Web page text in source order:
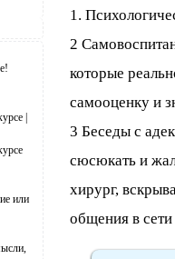
1.
2
которые
самооценку и
3 Беседы с
сюсюкать и
хирург,
общения в